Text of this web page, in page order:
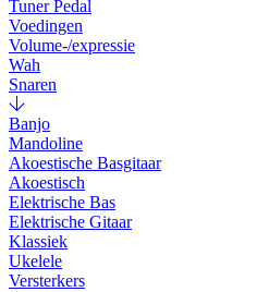
Tuner Pedal
Voedingen
Volume-/expressie
Wah
Snaren
Banjo
Mandoline
Akoestische Basgitaar
Akoestisch
Elektrische Bas
Elektrische Gitaar
Klassiek
Ukelele
Versterkers